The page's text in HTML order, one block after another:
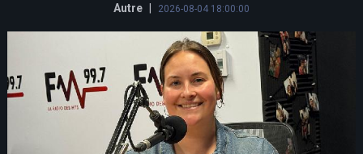
Autre 2026-08-04 18:00:00